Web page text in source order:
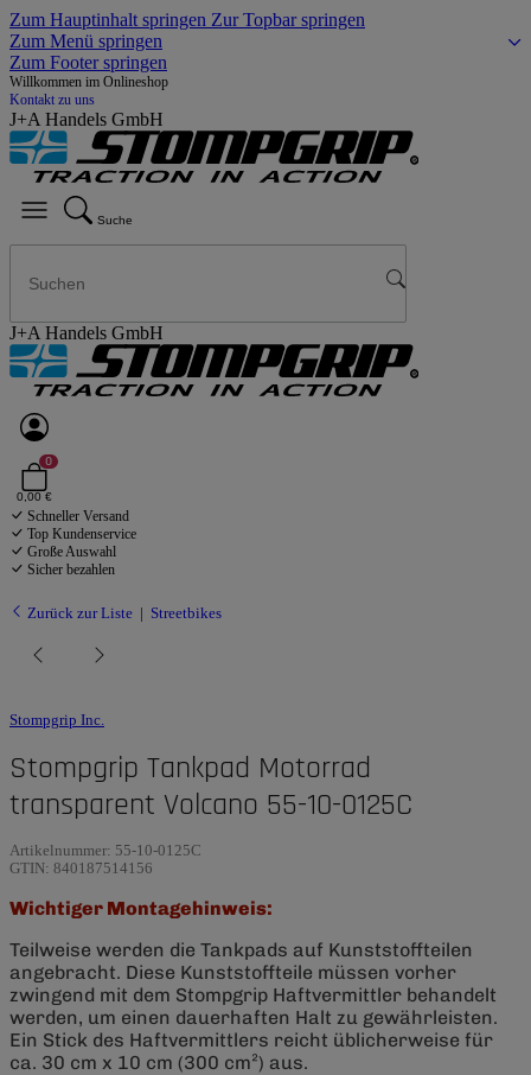
Zum Hauptinhalt springen Zur Topbar springen
Zum Menü springen
Zum Footer springen
Willkommen im Onlineshop
Kontakt zu uns
J+A Handels GmbH
Suche
J+A Handels GmbH
0
0,00 €
Schneller Versand
Top Kundenservice
Große Auswahl
Sicher bezahlen
Zurück zur Liste Streetbikes
Stompgrip Inc.
Stompgrip Tankpad Motorrad
transparent Volcano 55-10-0125C
Artikelnummer: 55-10-0125C
GTIN: 840187514156
Wichtiger Montagehinweis:
Teilweise werden die Tankpads auf Kunststoffteilen
angebracht. Diese Kunststoffteile müssen vorher
zwingend mit dem Stompgrip Haftvermittler behandelt
werden, um einen dauerhaften Halt zu gewährleisten.
Ein Stick des Haftvermittlers reicht üblicherweise für
ca. 30 cm x 10 cm (300 cm²) aus.